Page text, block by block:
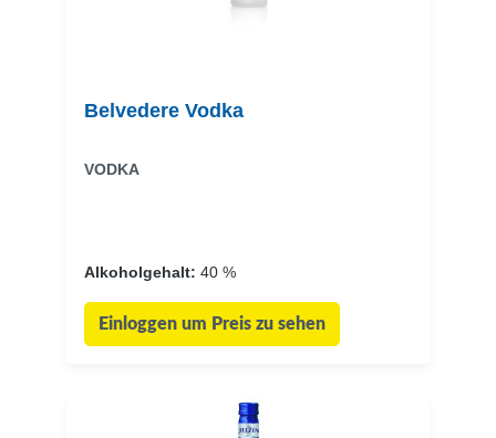
Belvedere Vodka
VODKA
Alkoholgehalt: 40 %
Einloggen um Preis zu sehen